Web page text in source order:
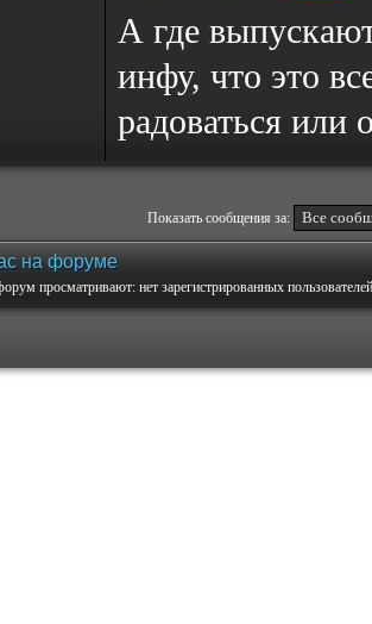
А где
инфу, что это
радоваться или
Показать сообщения за:
на форуме
просматривают: нет зарегистрированных